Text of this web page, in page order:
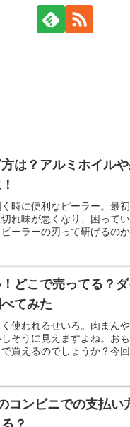
は？アルミホイル
時に便利なピーラー。最
れ味が悪くなり、困って
ーラーの刃って研げるの
どこで売ってる？
てみた
使われるせいろ。肉まん
そうに見えますよね。お
買えるのでしょうか？今
コンビニでの支払
？